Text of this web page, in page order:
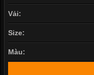
Vải:
Size:
Màu: